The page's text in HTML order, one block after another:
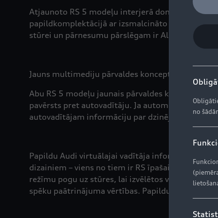
Atjaunoto RS 5 modeļu interjerā dominē
papildkomplektācijā ar izsmalcināto Nappa
stūrei un pārnesumu pārslēgam ir Alcantara
Jauns multimediju pārvaldes koncepts
Abu RS 5 modeļu jaunais pārvaldes koncepts
pavērsts pret autovadītāju. Ja automobilis
autovadītājam informāciju par dzinēja
Papildu Audi virtuālajai vadītāja informācijas
dizainiem – viens no tiem ir RS īpašais ekrāns,
režīmu pogu uz stūres, lai izvēlētos vienu no
spēku paātrinājuma vērtības. Papildu
no